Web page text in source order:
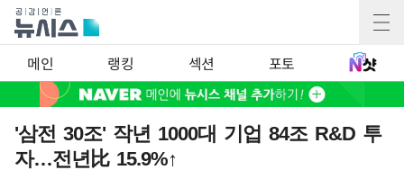
메인 랭킹 섹션 포토
'삼전 30조' 작년 1000대 기업 84조 R&D 투
자…전년比 15.9%↑